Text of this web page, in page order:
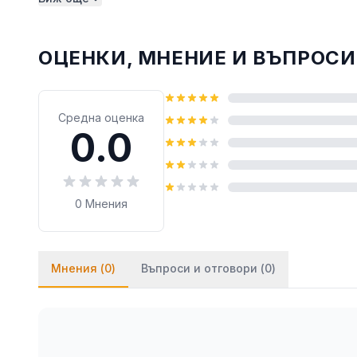
ОЦЕНКИ, МНЕНИЕ И ВЪПРОСИ
Средна оценка
0.0
0 Мнения
Мнения (0) Въпроси и отговори (0)